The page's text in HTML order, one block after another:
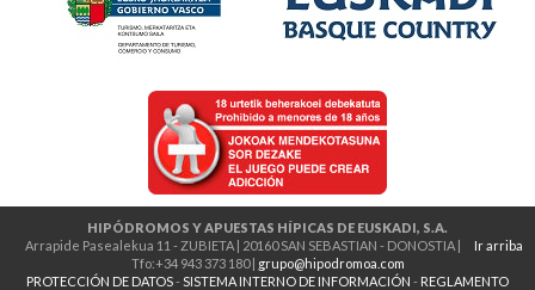
HIPÓDROMOS Y APUESTAS HÍPICAS DE EUSKADI, S.A.
Ir arriba
Arrapide Pasealekua 11 - ZUBIETA | 20160 SAN SEBASTIAN - DONOSTIA |
Tfo:+34 943 373 180 | grupo@hipodromoa.com
PROTECCIÓN DE DATOS-SISTEMA INTERNO DE INFORMACIÓN - REGLAMENTO